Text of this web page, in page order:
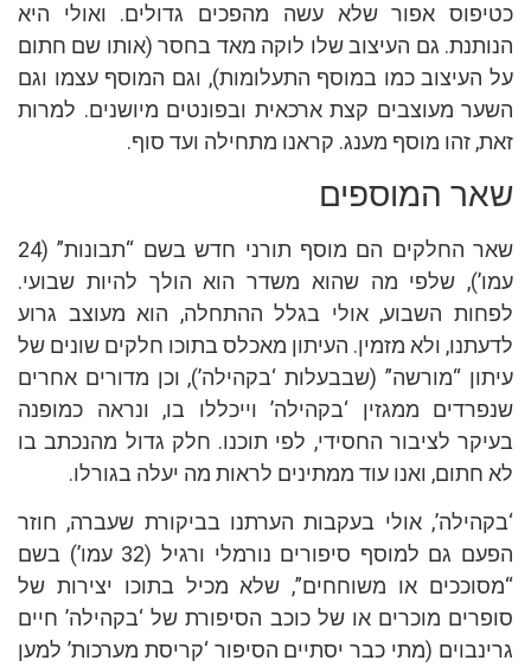
כטיפוס אפור שלא עשה מהפכים גדולים. ואולי היא
הנותנת. גם העיצוב שלו לוקה מאד בחסר (אותו שם חתום
על העיצוב כמו במוסף התעלומות), וגם המוסף עצמו וגם
השער מעוצבים קצת ארכאית ובפונטים מיושנים. למרות
זאת, זהו מוסף מענג. קראנו מתחילה ועד סוף.
שאר המוספים
שאר החלקים הם מוסף תורני חדש בשם “תבונות” (24
עמו’), שלפי מה שהוא משדר הוא הולך להיות שבועי.
לפחות השבוע, אולי בגלל ההתחלה, הוא מעוצב גרוע
לדעתנו, ולא מזמין. העיתון מאכלס בתוכו חלקים שונים של
עיתון “מורשה” (שבבעלות ‘בקהילה’), וכן מדורים אחרים
שנפרדים ממגזין ‘בקהילה’ וייכללו בו, ונראה כמופנה
בעיקר לציבור החסידי, לפי תוכנו. חלק גדול מהנכתב בו
לא חתום, ואנו עוד ממתינים לראות מה יעלה בגורלו.
‘בקהילה’, אולי בעקבות הערתנו בביקורת שעברה, חוזר
הפעם גם למוסף סיפורים נורמלי ורגיל (32 עמו’) בשם
“מסוככים או משוחחים”, שלא מכיל בתוכו יצירות של
סופרים מוכרים או של כוכב הסיפורת של ‘בקהילה’ חיים
גרינבוים (מתי כבר יסתיים הסיפור ‘קריסת מערכות’ למען